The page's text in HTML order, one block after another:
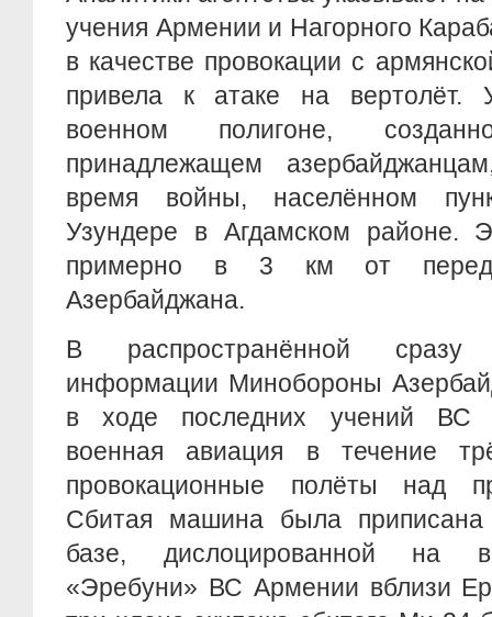
учения Армении и Нагорного
в качестве провокации с
привела к атаке на вертолёт.
военном полигоне,
принадлежащем
время войны, населённом
Узундере в Агдамском районе.
примерно в 3 км от
Азербайджана.
В распространённой сразу
информации Минобороны
в ходе последних учений ВС
военная авиация в течение
провокационные полёты над
Сбитая машина была приписана
базе, дислоцированной на
«Эребуни» ВС Армении вблизи